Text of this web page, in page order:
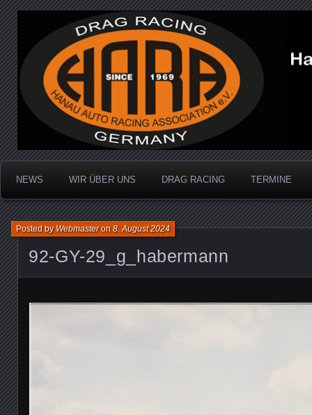
Hanau Auto Racing
Dragracing auf der 1/4 Meile
NEWS WIR ÜBER UNS DRAG RACING TERMINE
92-GY-29_g_habermann
Posted byWebmasteron8. August 2024